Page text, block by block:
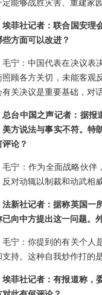
定能够战胜灾害、重建家
埃菲社记者：联合国安理
些方面可以改进？
毛宁：中国代表在决议表
照顾各方关切，未能客观
有关决议是重要基础，对
总台中国之声记者：据报
美方说法与事实不符。特
评论？
毛宁：作为全面战略伙伴
反对动辄以制裁和动武相威
法新社记者：据称英国一
已向中方提出这一问题。
毛宁：你提到的有关个人
支持。这种自我炒作打的
埃菲社记者：有报道称，